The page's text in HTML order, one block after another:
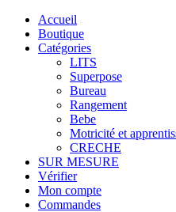
Accueil
Boutique
Catégories
LITS
Superpose
Bureau
Rangement
Bebe
Motricité et
CRECHE
SUR MESURE
Vérifier
Mon compte
Commandes